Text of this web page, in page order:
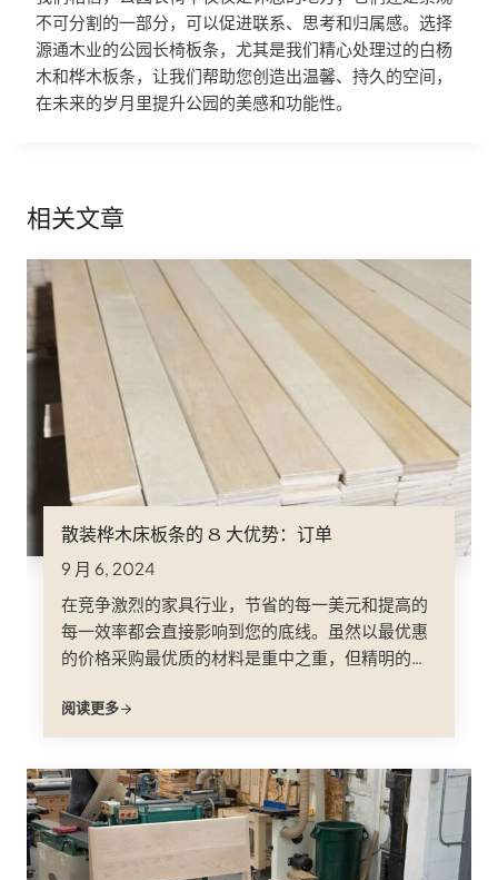
不可分割的一部分，可以促进联系、思考和归属感。选择
源通木业的公园长椅板条，尤其是我们精心处理过的白杨
木和桦木板条，让我们帮助您创造出温馨、持久的空间，
在未来的岁月里提升公园的美感和功能性。
相关文章
散装桦木床板条的 8 大优势：订单
9 月 6, 2024
在竞争激烈的家具行业，节省的每一美元和提高的
每一效率都会直接影响到您的底线。虽然以最优惠
的价格采购最优质的材料是重中之重，但精明的制
批量订购；
阅读更多